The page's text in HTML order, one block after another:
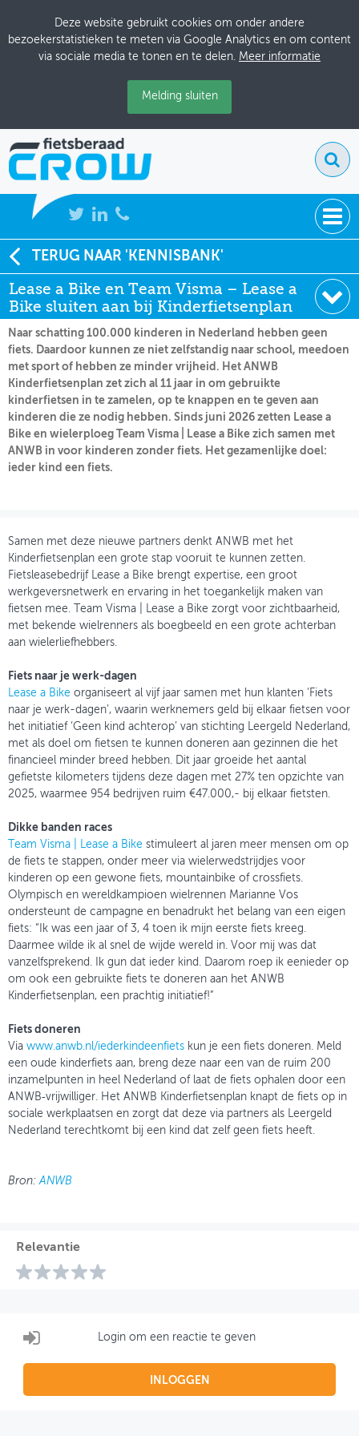
Deze website gebruikt cookies om onder andere
bezoekerstatistieken te meten via Google Analytics en om content
via sociale media te tonen en te delen. Meer informatie
Melding sluiten
NIEUWS
BIJEENKOMSTEN
KENNISBANK
ADRESSENBOEK
OVER FIETSBERAAD
THEMASITES
MIJN PROFIEL
TERUG NAAR 'KENNISBANK'
Lease a Bike en Team Visma – Lease a
Bike sluiten aan bij Kinderfietsenplan
Soort:
Nieuws Fietsberaad
Datum:
02-07-2026
Naar schatting 100.000 kinderen in Nederland hebben geen
fiets. Daardoor kunnen ze niet zelfstandig naar school, meedoen
met sport of hebben ze minder vrijheid. Het ANWB
Kinderfietsenplan zet zich al 11 jaar in om gebruikte
kinderfietsen in te zamelen, op te knappen en te geven aan
kinderen die ze nodig hebben. Sinds juni 2026 zetten Lease a
Bike en wielerploeg Team Visma | Lease a Bike zich samen met
ANWB in voor kinderen zonder fiets. Het gezamenlijke doel:
ieder kind een fiets.
Samen met deze nieuwe partners denkt ANWB met het
Kinderfietsenplan een grote stap vooruit te kunnen zetten.
Fietsleasebedrijf Lease a Bike brengt expertise, een groot
werkgeversnetwerk en ervaring in het toegankelijk maken van
fietsen mee. Team Visma | Lease a Bike zorgt voor zichtbaarheid,
met bekende wielrenners als boegbeeld en een grote achterban
aan wielerliefhebbers.
Fiets naar je werk-dagen
Lease a Bike organiseert al vijf jaar samen met hun klanten ‘Fiets
naar je werk-dagen’, waarin werknemers geld bij elkaar fietsen voor
het initiatief ‘Geen kind achterop’ van stichting Leergeld Nederland,
met als doel om fietsen te kunnen doneren aan gezinnen die het
financieel minder breed hebben. Dit jaar groeide het aantal
gefietste kilometers tijdens deze dagen met 27% ten opzichte van
2025, waarmee 954 bedrijven ruim €47.000,- bij elkaar fietsten.
Dikke banden races
Team Visma | Lease a Bike stimuleert al jaren meer mensen om op
de fiets te stappen, onder meer via wielerwedstrijdjes voor
kinderen op een gewone fiets, mountainbike of crossfiets.
Olympisch en wereldkampioen wielrennen Marianne Vos
ondersteunt de campagne en benadrukt het belang van een eigen
fiets: “Ik was een jaar of 3, 4 toen ik mijn eerste fiets kreeg.
Daarmee wilde ik al snel de wijde wereld in. Voor mij was dat
vanzelfsprekend. Ik gun dat ieder kind. Daarom roep ik eenieder op
om ook een gebruikte fiets te doneren aan het ANWB
Kinderfietsenplan, een prachtig initiatief!”
Fiets doneren
Via www.anwb.nl/iederkindeenfiets kun je een fiets doneren. Meld
een oude kinderfiets aan, breng deze naar een van de ruim 200
inzamelpunten in heel Nederland of laat de fiets ophalen door een
ANWB‑vrijwilliger. Het ANWB Kinderfietsenplan knapt de fiets op in
sociale werkplaatsen en zorgt dat deze via partners als Leergeld
Nederland terechtkomt bij een kind dat zelf geen fiets heeft.
Bron:ANWB
Relevantie
Login om een reactie te geven
INLOGGEN